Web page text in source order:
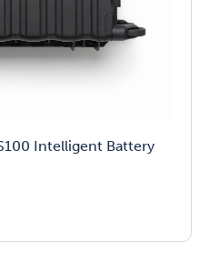
Intelligent Battery